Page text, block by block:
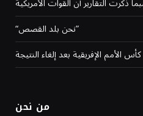
“نحن بلد القصص”
الأمم الإفريقية بعد إلغاء النتيجة
من نحن